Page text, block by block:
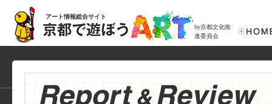
アート情報総合サイト
by京都文化推
進委員会